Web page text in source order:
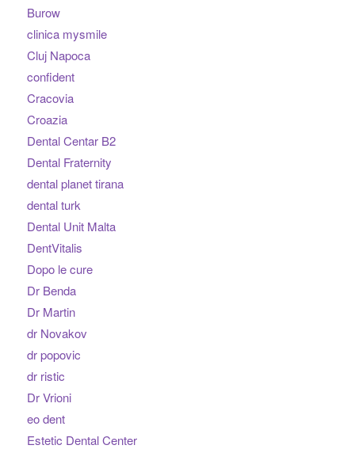
Burow
clinica mysmile
Cluj Napoca
confident
Cracovia
Croazia
Dental Centar B2
Dental Fraternity
dental planet tirana
dental turk
Dental Unit Malta
DentVitalis
Dopo le cure
Dr Benda
Dr Martin
dr Novakov
dr popovic
dr ristic
Dr Vrioni
eo dent
Estetic Dental Center